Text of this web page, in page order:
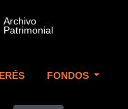
FONDOS